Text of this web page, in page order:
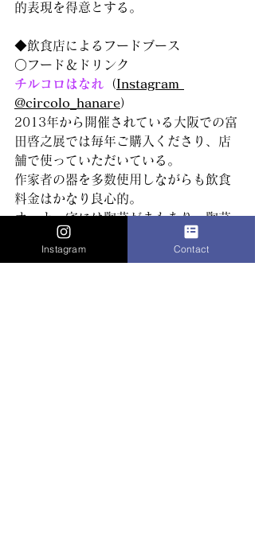
的表現を得意とする。
◆飲食店によるフードブース
○フード＆ドリンク
チルコロはなれ （Instagram
@circolo_hanare）
2013年から開催されている大阪での富
田啓之展では毎年ご購入くださり、店
舗で使っていただいている。
作家者の器を多数使用しながらも飲食
料金はかなり良心的。
オーナー宅には陶芸がまもあり、陶芸
マニア。
酔って無くした私の財布を見つけるの
Instagram Contact